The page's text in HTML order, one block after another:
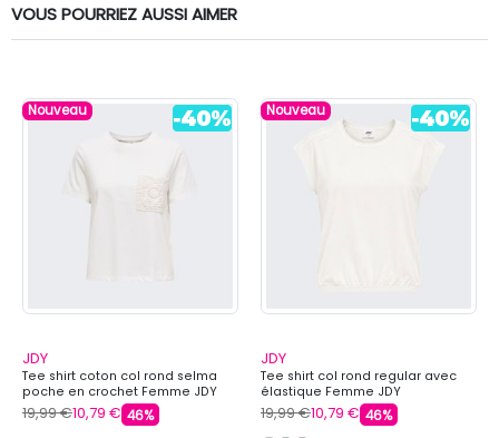
VOUS POURRIEZ AUSSI AIMER
Nouveau
JDY
Tee shirt coton col rond selma
poche en crochet Femme JDY
19,99 €10,79 € 46%
Nouveau
JDY
Tee shirt col rond regular avec
élastique Femme JDY
19,99 €10,79 € 46%